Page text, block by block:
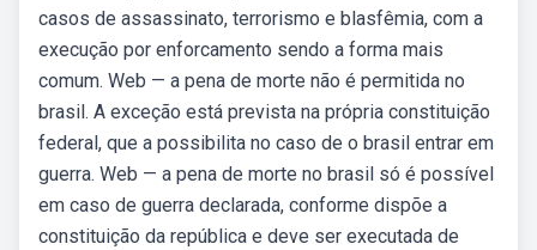
casos de assassinato, terrorismo e blasfêmia, com a
execução por enforcamento sendo a forma mais
comum. Web — a pena de morte não é permitida no
brasil. A exceção está prevista na própria constituição
federal, que a possibilita no caso de o brasil entrar em
guerra. Web — a pena de morte no brasil só é possível
em caso de guerra declarada, conforme dispõe a
constituição da república e deve ser executada de